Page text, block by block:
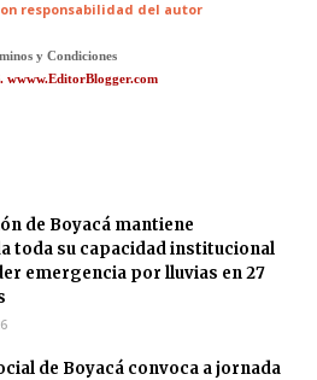
responsabilidad del autor
y Condiciones
wwww.EditorBlogger.com
de Boyacá mantiene
toda su capacidad institucional
emergencia por lluvias en 27
de Boyacá convoca a jornada